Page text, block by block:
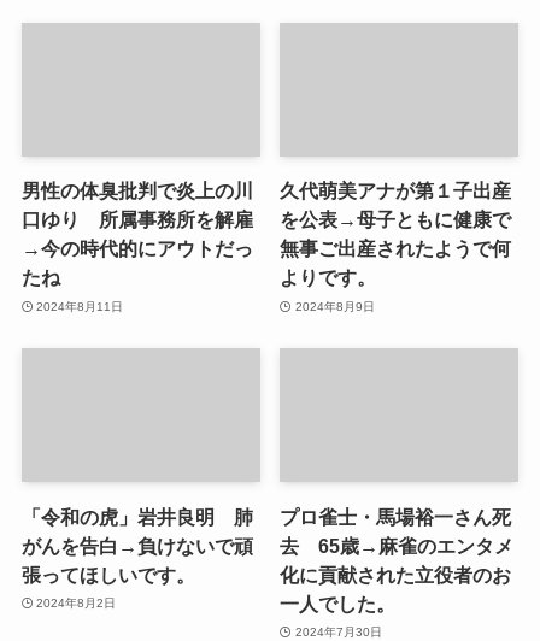
男性の体臭批判で炎上の川
口ゆり 所属事務所を解雇
→今の時代的にアウトだっ
たね
2024年8月11日
久代萌美アナが第１子出産
を公表→母子ともに健康で
無事ご出産されたようで何
よりです。
2024年8月9日
「令和の虎」岩井良明 肺
がんを告白→負けないで頑
張ってほしいです。
2024年8月2日
プロ雀士・馬場裕一さん死
去 65歳→麻雀のエンタメ
化に貢献された立役者のお
一人でした。
2024年7月30日